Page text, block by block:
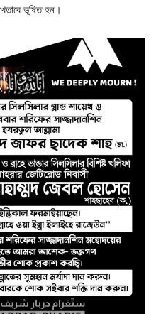
ভূষিত হন।